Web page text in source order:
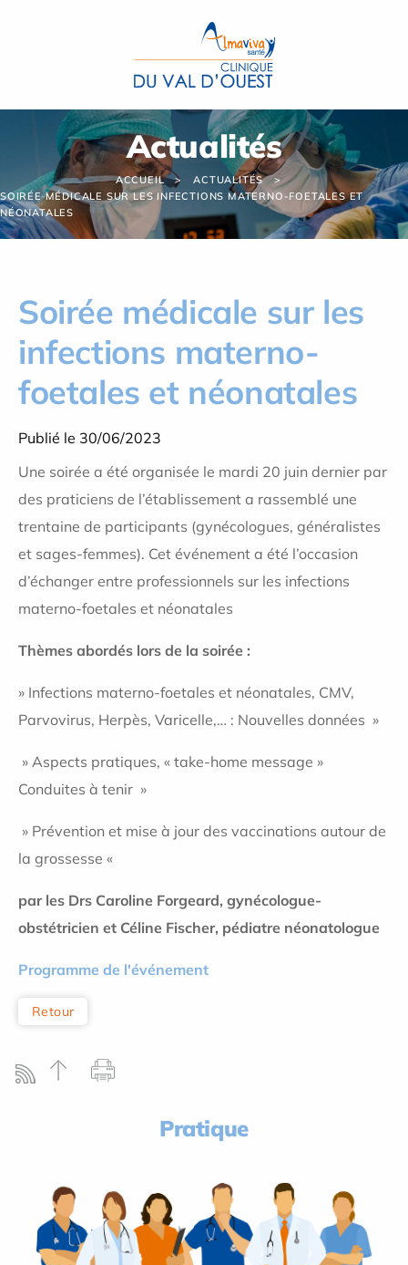
Actualités
ACCUEIL
ACTUALITÉS
SOIRÉE MÉDICALE SUR LES INFECTIONS MATERNO-FOETALES ET
NÉONATALES
Soirée médicale sur les
infections materno-
foetales et néonatales
Publié le 30/06/2023
Une soirée a été organisée le mardi 20 juin dernier par
des praticiens de l’établissement a rassemblé une
trentaine de participants (gynécologues, généralistes
et sages-femmes). Cet événement a été l’occasion
d’échanger entre professionnels sur les infections
materno-foetales et néonatales
Thèmes abordés lors de la soirée :
» Infections materno-foetales et néonatales, CMV,
Parvovirus, Herpès, Varicelle,… : Nouvelles données »
» Aspects pratiques, « take-home message »
Conduites à tenir »
» Prévention et mise à jour des vaccinations autour de
la grossesse «
par les Drs Caroline Forgeard, gynécologue-
obstétricien et Céline Fischer, pédiatre néonatologue
Programme de l'événement
Retour
Pratique